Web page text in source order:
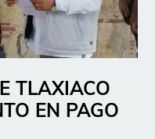
TLAXIACO
EN PAGO